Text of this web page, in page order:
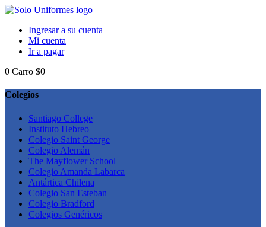
Ingresar a su cuenta
Mi cuenta
Ir a pagar
0 Carro $0
Colegios
Santiago College
Instituto Hebreo
Colegio Saint George
Colegio Alemán
The Mayflower School
Colegio Amanda Labarca
Antártica Chilena
Colegio San Esteban
Colegio Bradford
Colegios Genéricos